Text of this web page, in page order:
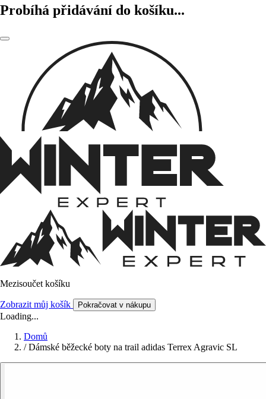
Probíhá přidávání do košíku...
Mezisoučet košíku
Zobrazit můj košík Pokračovat v nákupu
Loading...
Domů
/ Dámské běžecké boty na trail adidas Terrex Agravic SL